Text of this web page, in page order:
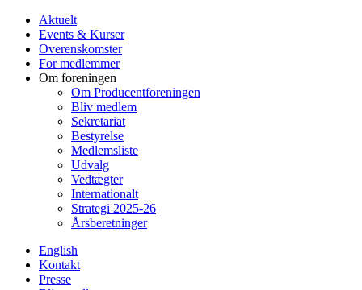
hovedindhold
Aktuelt
Events & Kurser
Overenskomster
For medlemmer
Om foreningen
Om Producentforeningen
Bliv medlem
Sekretariat
Bestyrelse
Medlemsliste
Udvalg
Vedtægter
Internationalt
Strategi 2025-26
Årsberetninger
English
Kontakt
Presse